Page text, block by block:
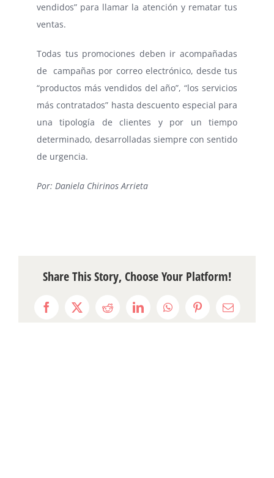
vendidos” para llamar la atención y rematar tus
ventas.
Todas tus promociones deben ir acompañadas
de campañas por correo electrónico, desde tus
“productos más vendidos del año”, “los servicios
más contratados” hasta descuento especial para
una tipología de clientes y por un tiempo
determinado, desarrolladas siempre con sentido
de urgencia.
Por: Daniela Chirinos Arrieta
Share This Story, Choose Your Platform!
Facebook
X RedditLinkedInWhatsAppPinterestEmail